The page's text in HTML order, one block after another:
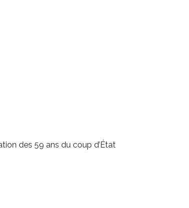
des 59 ans du coup d’État